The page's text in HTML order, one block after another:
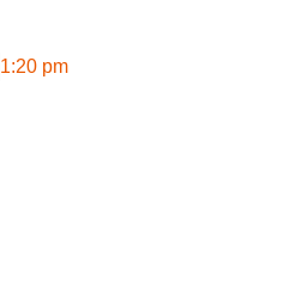
1:20 pm